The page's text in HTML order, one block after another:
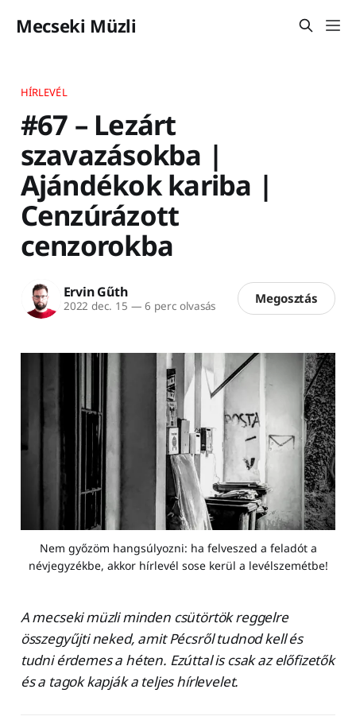
Mecseki Müzli
HÍRLEVÉL
#67 – Lezárt
szavazásokba |
Ajándékok kariba |
Cenzúrázott
cenzorokba
Ervin Gűth
2022 dec. 15 — 6 perc olvasás Megosztás
Nem győzöm hangsúlyozni: ha felveszed a feladót a
névjegyzékbe, akkor hírlevél sose kerül a levélszemétbe!
A mecseki müzli minden csütörtök reggelre
összegyűjti neked, amit Pécsről tudnod kell és
tudni érdemes a héten. Ezúttal is csak az előfizetők
és a tagok kapják a teljes hírlevelet.